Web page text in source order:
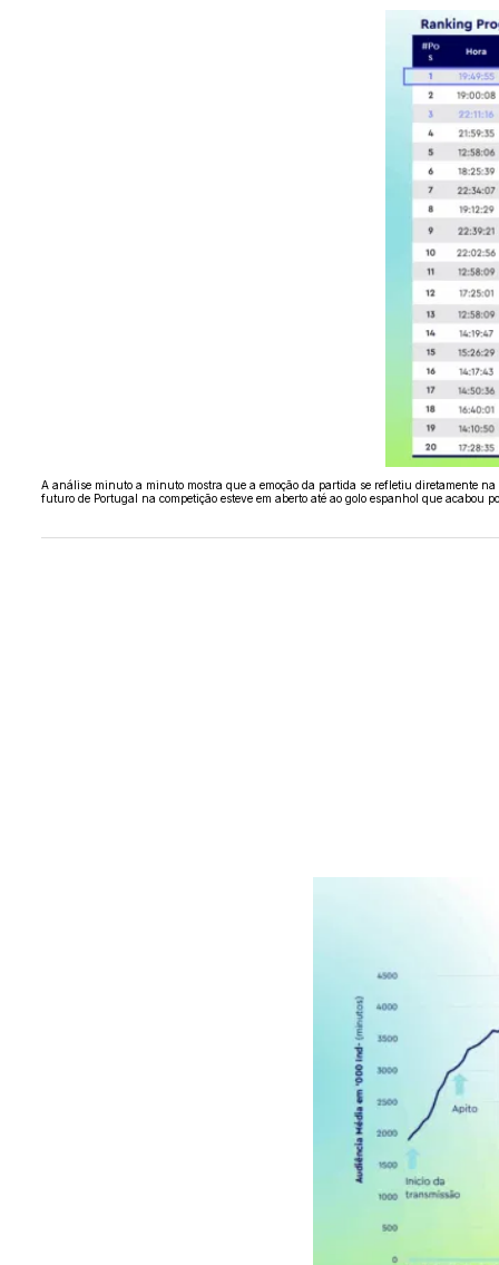
A análise minuto a minuto mostra que a emoção da partida se refletiu diretamente
futuro de Portugal na competição esteve em aberto até ao golo espanhol que